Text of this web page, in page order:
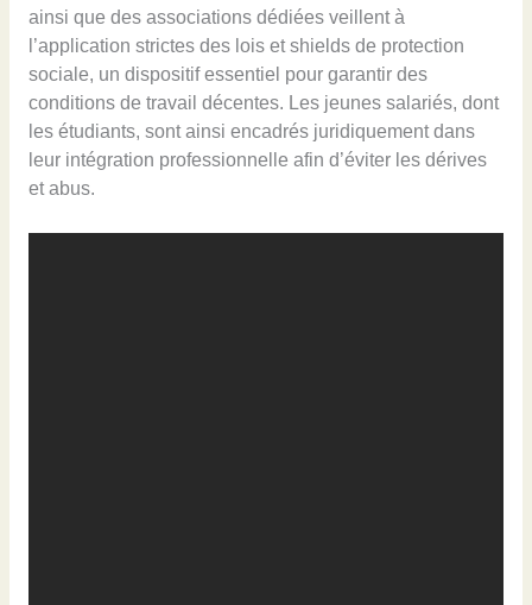
ainsi que des associations dédiées veillent à
l’application strictes des lois et shields de protection
sociale, un dispositif essentiel pour garantir des
conditions de travail décentes. Les jeunes salariés, dont
les étudiants, sont ainsi encadrés juridiquement dans
leur intégration professionnelle afin d’éviter les dérives
et abus.